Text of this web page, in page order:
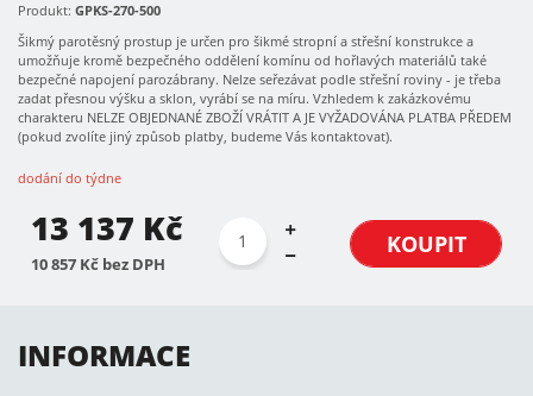
Produkt: GPKS-270-500
Šikmý parotěsný prostup je určen pro šikmé stropní a střešní konstrukce a
umožňuje kromě bezpečného oddělení komínu od hořlavých materiálů také
bezpečné napojení parozábrany. Nelze seřezávat podle střešní roviny - je třeba
zadat přesnou výšku a sklon, vyrábí se na míru. Vzhledem k zakázkovému
charakteru NELZE OBJEDNANÉ ZBOŽÍ VRÁTIT A JE VYŽADOVÁNA PLATBA PŘEDEM
(pokud zvolíte jiný způsob platby, budeme Vás kontaktovat).
dodání do týdne
13 137 Kč
10 857 Kč bez DPH
KOUPIT
INFORMACE